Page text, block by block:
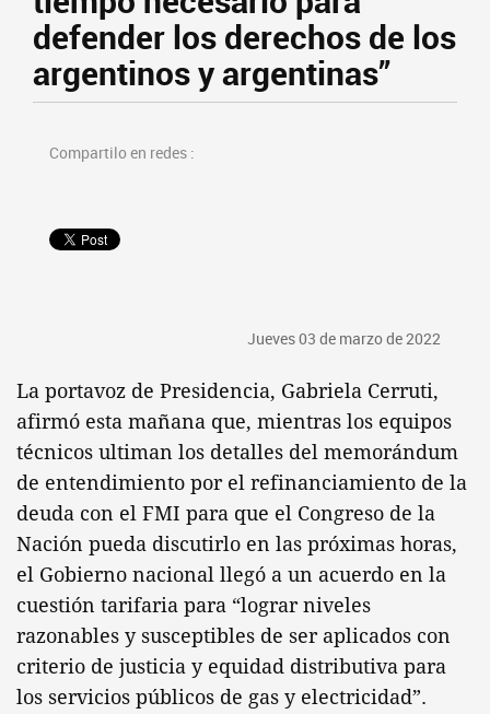
defender los derechos de los
argentinos y argentinas”
Compartilo en redes :
Jueves 03 de marzo de 2022
La portavoz de Presidencia, Gabriela Cerruti,
afirmó esta mañana que, mientras los equipos
técnicos ultiman los detalles del memorándum
de entendimiento por el refinanciamiento de la
deuda con el FMI para que el Congreso de la
Nación pueda discutirlo en las próximas horas,
el Gobierno nacional llegó a un acuerdo en la
cuestión tarifaria para “lograr niveles
razonables y susceptibles de ser aplicados con
criterio de justicia y equidad distributiva para
los servicios públicos de gas y electricidad”.